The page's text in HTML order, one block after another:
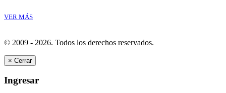
VER MÁS
© 2009 - 2026. Todos los derechos reservados.
× Cerrar
Ingresar